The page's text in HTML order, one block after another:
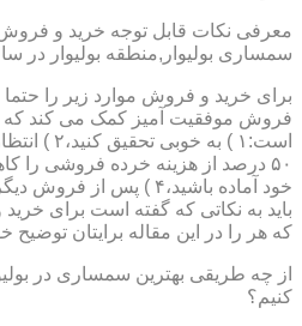
معرفی نکات قابل توجه خرید و
سمساری بولیوار,منطقه بولیوار در سال
برای خرید و فروش موارد زیر را حتما
فروش موفقیت آمیز کمک می کند که
۵۰ درصد از هزینه خرده فروشی را
خود آماده باشید،۴ ) پس
باید به نکاتی که گفته است برای
که هر را در این مقاله برایتان توضیح
از چه طریقی بهترین سمساری در
کنیم؟